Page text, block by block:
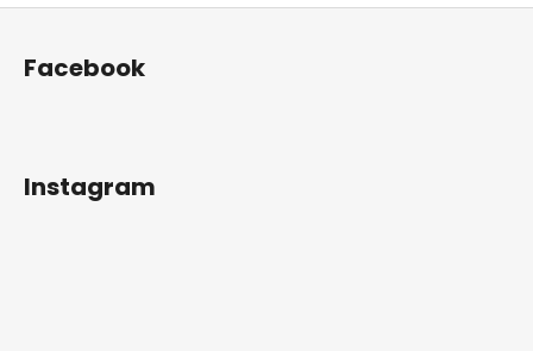
350
Původně:
990
Z
Facebook
Instagram